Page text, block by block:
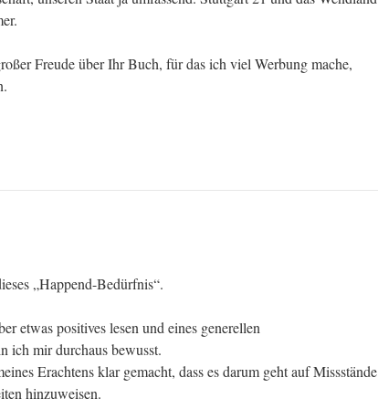
Freude über Ihr Buch, für das ich viel Werbung mache,
„Happend-Bedürfnis“.
etwas positives lesen und eines generellen
ich mir durchaus bewusst.
Erachtens klar gemacht, dass es darum geht auf Missstände
hinzuweisen.